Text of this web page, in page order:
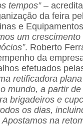
tempos” –
da feira
e
um
. Roberto
da
efetuados
retificadora
mundo, a partir
brigadeiros e
os dias,
na